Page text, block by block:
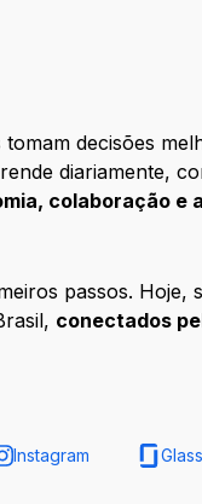
decisões
diariamente,
colaboração e
passos.
conectados
Instagram